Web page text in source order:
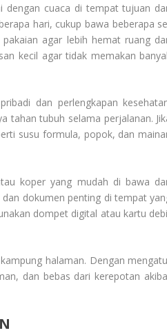
dengan cuaca di tempat tujuan
hari, cukup bawa beberapa
agar lebih hemat ruang
kecil agar tidak memakan
dan perlengkapan
tahan tubuh selama perjalanan.
susu formula, popok, dan
koper yang mudah di bawa
dokumen penting di tempat
dompet digital atau kartu
halaman. Dengan
dan bebas dari kerepotan